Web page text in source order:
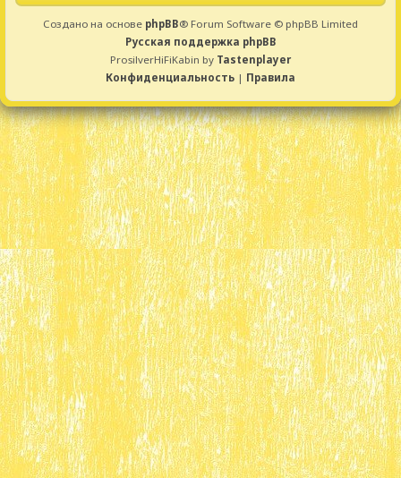
Создано на основе phpBB® Forum Software © phpBB Limited
Русская поддержка phpBB
ProsilverHiFiKabin by Tastenplayer
Конфиденциальность | Правила